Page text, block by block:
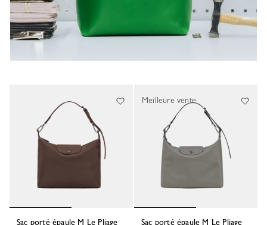
Sac porté épaule M Le Pliage
Sac porté épaule M Le Pliage
Meilleure vente